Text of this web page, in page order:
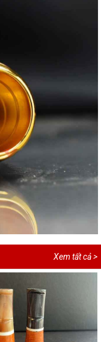
Xem tất cả >